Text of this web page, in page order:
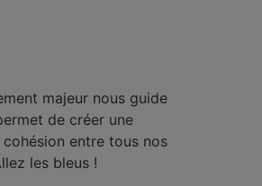
majeur nous guide
de créer une
entre tous nos
les bleus !